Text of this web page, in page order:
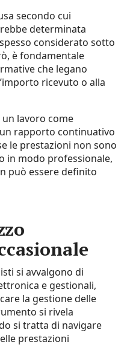
secondo cui
determinata
considerato sotto
è fondamentale
che legano
ricevuto o alla
lavoro come
rapporto continuativo
le prestazioni non sono
in modo professionale,
può essere definito
si avvalgono di
e gestionali,
la gestione delle
si rivela
si tratta di navigare
prestazioni